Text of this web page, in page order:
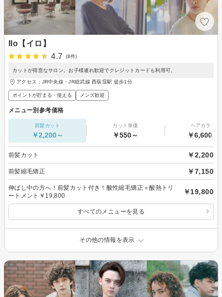
Ilo【イロ】
4.7
(8件)
カットが得意なサロン。お子様連れ歓迎でクレジットカードも利用可。
アクセス：JR中央線・JR総武線 西荻窪駅 徒歩1分
ポイントが貯まる・使える メンズ歓迎
メニュー別参考価格
前髪カット
￥2,200～
カット単価
￥550～
ヘアカラー
￥6,600～
前髪カット ￥2,200
前髪縮毛矯正 ￥7,150
伸ばし中の方へ！前髪カット付き！酸性縮毛矯正＋酸熱トリ
ートメント￥19,800
￥19,800
すべてのメニューを見る
その他の情報を表示